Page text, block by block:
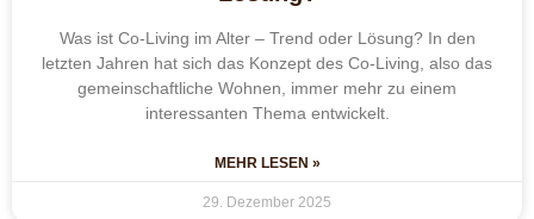
Was ist Co-Living im Alter – Trend oder Lösung? In den
letzten Jahren hat sich das Konzept des Co-Living, also das
gemeinschaftliche Wohnen, immer mehr zu einem
interessanten Thema entwickelt.
MEHR LESEN »
29. Dezember 2025